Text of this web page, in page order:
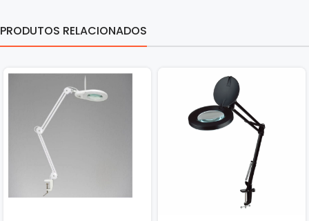
PRODUTOS RELACIONADOS